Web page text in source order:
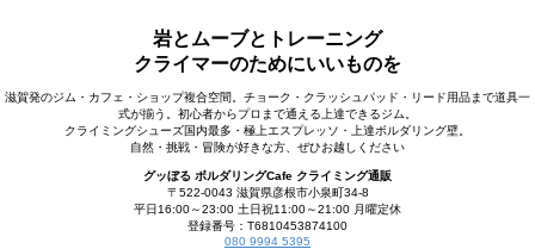
岩とムーブとトレーニング
クライマーのためにいいものを
滋賀発のジム・カフェ・ショップ複合空間。チョーク・クラッシュパッド・リード用品まで道具一
式が揃う。初心者からプロまで通える上達できるジム。
クライミングシューズ国内最多・極上エスプレッソ・上達ボルダリング壁。
自然・挑戦・冒険が好きな方、ぜひお越しください
グッぼる ボルダリングCafe クライミング通販
〒522-0043 滋賀県彦根市小泉町34-8
平日16:00～23:00 土日祝11:00～21:00 月曜定休
登録番号：T6810453874100
080 9994 5395